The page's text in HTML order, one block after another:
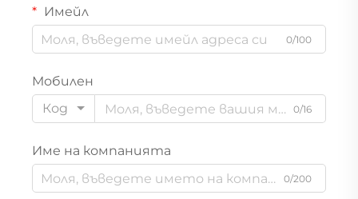
Имейл
0/100
Мобилен
Код
0/16
Име на компанията
0/200